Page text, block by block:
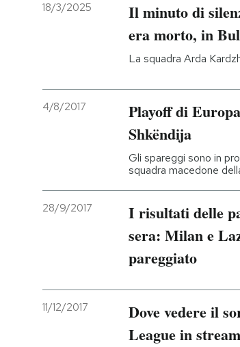
18/3/2025
Il minuto di
era morto, in
La squadra Arda
4/8/2017
Playoff di
Shkëndija
Gli spareggi sono in
squadra macedone
28/9/2017
I risultati delle
sera: Milan e
pareggiato
11/12/2017
Dove vedere il
League in